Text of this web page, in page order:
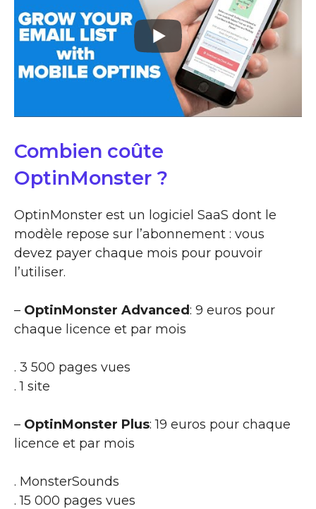
Combien coûte
OptinMonster ?
OptinMonster est un logiciel SaaS dont le
modèle repose sur l’abonnement : vous
devez payer chaque mois pour pouvoir
l’utiliser.
– OptinMonster Advanced: 9 euros pour
chaque licence et par mois
. 3 500 pages vues
. 1 site
– OptinMonster Plus: 19 euros pour chaque
licence et par mois
. MonsterSounds
. 15 000 pages vues